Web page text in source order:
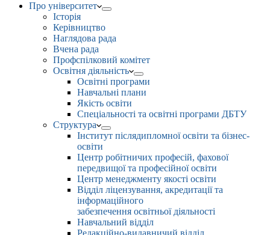
Про університет
Історія
Керівництво
Наглядова рада
Вчена рада
Профспілковий комітет
Освітня діяльність
Освітні програми
Навчальні плани
Якість освіти
Спеціальності та освітні програми ДБТУ
Структура
Інститут післядипломної освіти та бізнес-
освіти
Центр робітничих професій, фахової
передвищої та професійної освіти
Центр менеджменту якості освіти
Відділ ліцензування, акредитації та
інформаційного
забезпечення освітньої діяльності
Навчальний відділ
Редакційно-видавничий відділ